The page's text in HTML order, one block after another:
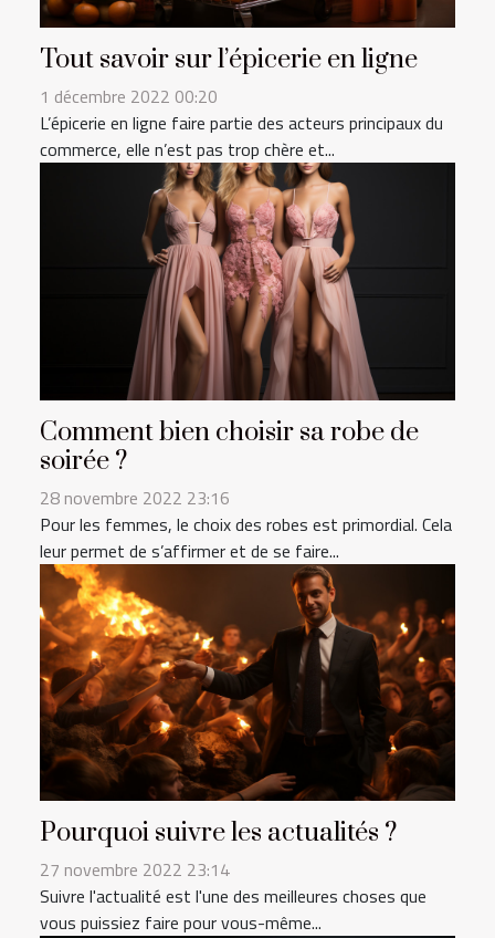
Tout savoir sur l’épicerie en ligne
1 décembre 2022 00:20
L’épicerie en ligne faire partie des acteurs principaux du
commerce, elle n’est pas trop chère et...
Comment bien choisir sa robe de
soirée ?
28 novembre 2022 23:16
Pour les femmes, le choix des robes est primordial. Cela
leur permet de s’affirmer et de se faire...
Pourquoi suivre les actualités ?
27 novembre 2022 23:14
Suivre l'actualité est l'une des meilleures choses que
vous puissiez faire pour vous-même...